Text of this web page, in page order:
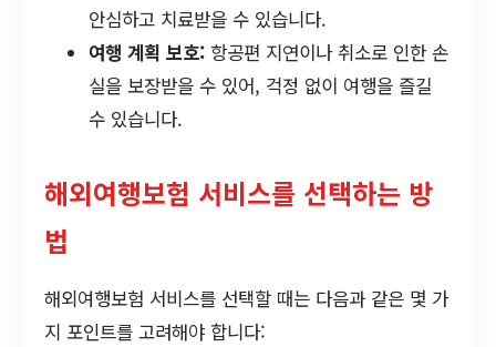
안심하고 치료받을 수 있습니다.
여행 계획 보호: 항공편 지연이나 취소로 인한 손
실을 보장받을 수 있어, 걱정 없이 여행을 즐길
수 있습니다.
해외여행보험 서비스를 선택하는 방
법
해외여행보험 서비스를 선택할 때는 다음과 같은 몇 가
지 포인트를 고려해야 합니다: